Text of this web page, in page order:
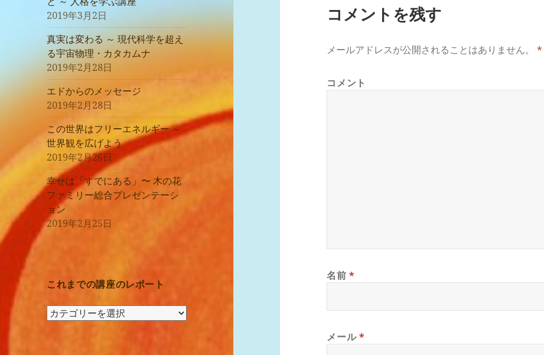
2019年3月2日
真実は変わる ～ 現代科学を超え
る宇宙物理・カタカムナ
2019年2月28日
エドからのメッセージ
2019年2月28日
この世界はフリーエネルギー ～
世界観を広げよう
2019年2月26日
幸せは「すでにある」〜 木の花
ファミリー総合プレゼンテーシ
ョン
2019年2月25日
これまでの講座のレポート
こ
コメントを残す
メールアドレスが公開されることはありません。 *
コメント
名前*
メール*